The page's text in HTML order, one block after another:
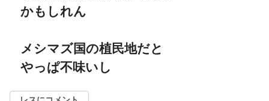
かもしれん
メシマズ国の植民地だと
やっぱ不味いし